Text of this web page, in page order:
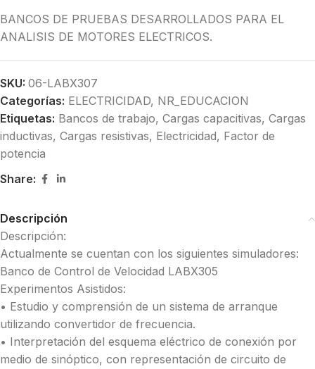
BANCOS DE PRUEBAS DESARROLLADOS PARA EL
ANALISIS DE MOTORES ELECTRICOS.
SKU: 06-LABX307
Categorías: ELECTRICIDAD, NR_EDUCACION
Etiquetas: Bancos de trabajo, Cargas capacitivas, Cargas
inductivas, Cargas resistivas, Electricidad, Factor de
potencia
Share:
Descripción
Descripción:
Actualmente se cuentan con los siguientes simuladores:
Banco de Control de Velocidad LABX305
Experimentos Asistidos:
• Estudio y comprensión de un sistema de arranque
utilizando convertidor de frecuencia.
• Interpretación del esquema eléctrico de conexión por
medio de sinóptico, con representación de circuito de